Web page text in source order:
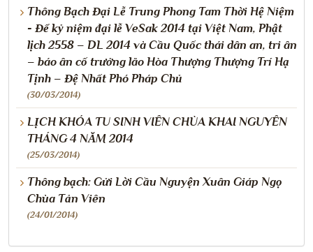
Thông Bạch Đại Lễ Trung Phong Tam Thời Hệ Niệm
- Để kỷ niệm đại lễ VeSak 2014 tại Việt Nam, Phật
lịch 2558 – DL 2014 và Cầu Quốc thái dân an, tri ân
– báo ân cố trưởng lão Hòa Thượng Thượng Trí Hạ
Tịnh – Đệ Nhất Phó Pháp Chủ
(30/03/2014)
LỊCH KHÓA TU SINH VIÊN CHÙA KHAI NGUYÊN
THÁNG 4 NĂM 2014
(25/03/2014)
Thông bạch: Gửi Lời Cầu Nguyện Xuân Giáp Ngọ
Chùa Tản Viên
(24/01/2014)